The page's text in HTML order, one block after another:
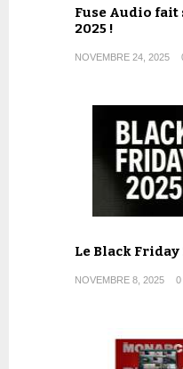
Fuse Audio fait
2025 !
NOVEMBRE 24, 2025
Le Black Friday
NOVEMBRE 8, 2025 0